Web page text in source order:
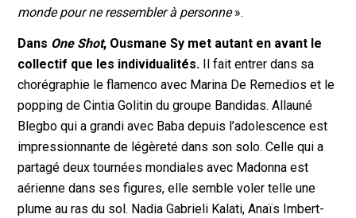
monde pour ne ressembler à personne».
Dans One Shot, Ousmane Sy met autant en avant le
collectif que les individualités. Il fait entrer dans sa
chorégraphie le flamenco avec Marina De Remedios et le
popping de Cintia Golitin du groupe Bandidas. Allauné
Blegbo qui a grandi avec Baba depuis l’adolescence est
impressionnante de légèreté dans son solo. Celle qui a
partagé deux tournées mondiales avec Madonna est
aérienne dans ses figures, elle semble voler telle une
plume au ras du sol. Nadia Gabrieli Kalati, Anaïs Imbert-